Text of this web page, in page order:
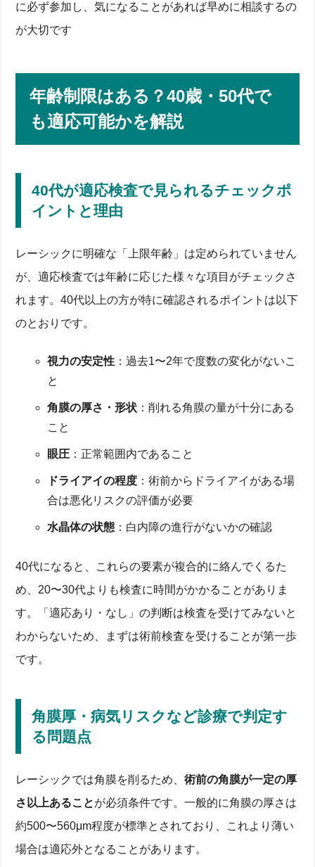
に必ず参加し、気になることがあれば早めに相談するの
が大切です
年齢制限はある？40歳・50代で
も適応可能かを解説
40代が適応検査で見られるチェックポ
イントと理由
レーシックに明確な「上限年齢」は定められていません
が、適応検査では年齢に応じた様々な項目がチェックさ
れます。40代以上の方が特に確認されるポイントは以下
のとおりです。
視力の安定性 ：過去1〜2年で度数の変化がないこ
と
角膜の厚さ・形状 ：削れる角膜の量が十分にある
こと
眼圧 ：正常範囲内であること
ドライアイの程度 ：術前からドライアイがある場
合は悪化リスクの評価が必要
水晶体の状態 ：白内障の進行がないかの確認
40代になると、これらの要素が複合的に絡んでくるた
め、20〜30代よりも検査に時間がかかることがありま
す。「適応あり・なし」の判断は検査を受けてみないと
わからないため、まずは術前検査を受けることが第一歩
です。
角膜厚・病気リスクなど診療で判定す
る問題点
レーシックでは角膜を削るため、術前の角膜が一定の厚
さ以上あることが必須条件です。一般的に角膜の厚さは
約500〜560μm程度が標準とされており、これより薄い
場合は適応外となることがあります。
40代の老眼と近視を同時に改善するレーシックの仕組
みと症状チェック
近視ユーザーが抱える2つの焦点ズレ問題
放置するとどうなる？仕事と生活にかかる時間コス
ト
手術ステップ―検査からレーザー照射まで
術後1週間の回復プロセスとレーシック後の視力安
定
40代が適応検査で見られるチェックポイントと理由
白内障・緑内障など併発症例と治療方針の選択
費用相場と保険適用の現実：クリニック・病院選びの
ポイント